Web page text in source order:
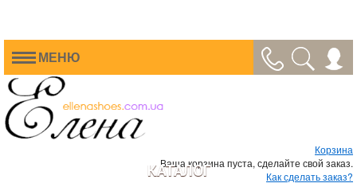
МЕНЮ
Корзина
Ваша корзина пуста, сделайте свой заказ.
Как сделать заказ?
КАТАЛОГ